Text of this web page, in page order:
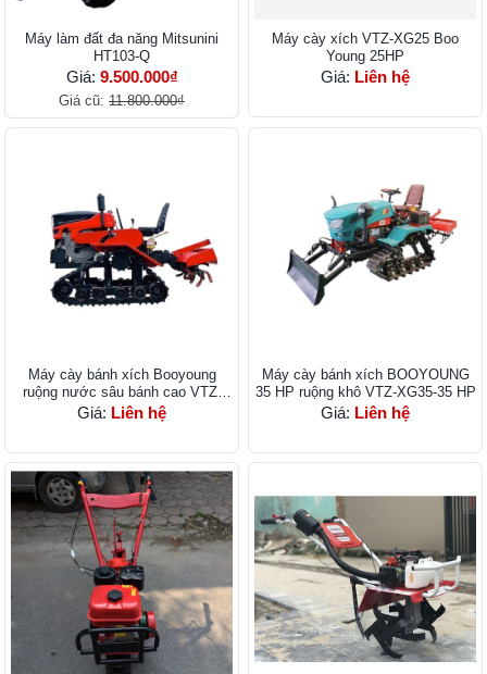
Máy làm đất đa năng Mitsunini
HT103-Q
Giá: 9.500.000₫
Giá cũ: 11.800.000₫
Máy cày xích VTZ-XG25 Boo
Young 25HP
Giá: Liên hệ
Máy cày bánh xích Booyoung
ruộng nước sâu bánh cao VTZ-
XG25SH-25 HP NEW
Giá: Liên hệ
Máy cày bánh xích BOOYOUNG
35 HP ruộng khô VTZ-XG35-35 HP
Giá: Liên hệ